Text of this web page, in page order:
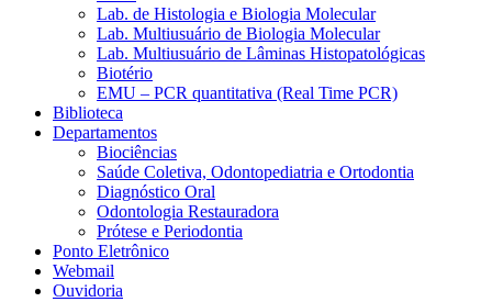
Lab. de Histologia e Biologia Molecular
Lab. Multiusuário de Biologia Molecular
Lab. Multiusuário de Lâminas Histopatológicas
Biotério
EMU – PCR quantitativa (Real Time PCR)
Biblioteca
Departamentos
Biociências
Saúde Coletiva, Odontopediatria e Ortodontia
Diagnóstico Oral
Odontologia Restauradora
Prótese e Periodontia
Ponto Eletrônico
Webmail
Ouvidoria